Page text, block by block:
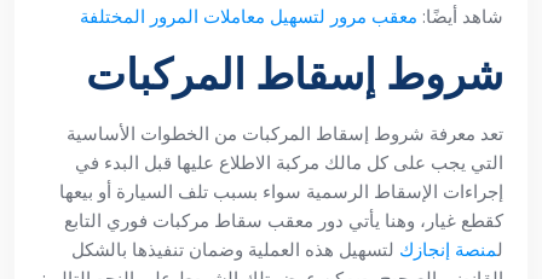
شاهد أيضًا: معقب مرور لتسهيل معاملات المرور المختلفة
شروط إسقاط المركبات
تعد معرفة شروط إسقاط المركبات من الخطوات الأساسية
التي يجب على كل مالك مركبة الاطلاع عليها قبل البدء في
إجراءات الإسقاط الرسمية سواء بسبب تلف السيارة أو بيعها
كقطع غيار، وهنا يأتي دور معقب سقاط مركبات فوري التابع
لمنصة إنجازك لتسهيل هذه العملية وضمان تنفيذها بالشكل